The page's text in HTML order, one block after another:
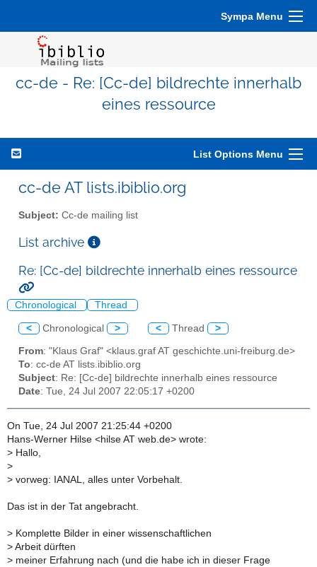
Sympa Menu
cc-de - Re: [Cc-de] bildrechte innerhalb
eines ressource
List Options Menu
cc-de AT lists.ibiblio.org
Subject: Cc-de mailing list
List archive
Re: [Cc-de] bildrechte innerhalb eines ressource
Chronological Thread
< Chronological > < Thread >
From: "Klaus Graf" <klaus.graf AT geschichte.uni-freiburg.de>
To: cc-de AT lists.ibiblio.org
Subject: Re: [Cc-de] bildrechte innerhalb eines ressource
Date: Tue, 24 Jul 2007 22:05:17 +0200
On Tue, 24 Jul 2007 21:25:44 +0200
Hans-Werner Hilse <hilse AT web.de> wrote:
> Hallo,
>
> vorweg: IANAL, alles unter Vorbehalt.
Das ist in der Tat angebracht.
> Komplette Bilder in einer wissenschaftlichen
> Arbeit dürften
> meiner Erfahrung nach (und die habe ich in dieser Frage